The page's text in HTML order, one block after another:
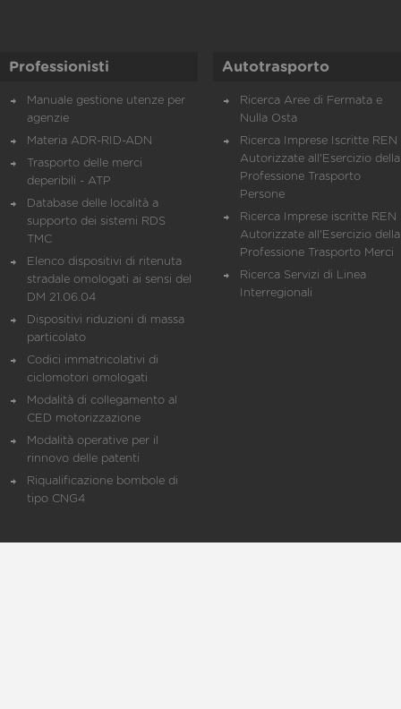
Professionisti
Manuale gestione utenze per
agenzie
Materia ADR-RID-ADN
Trasporto delle merci
deperibili - ATP
Database delle località a
supporto dei sistemi RDS
TMC
Elenco dispositivi di ritenuta
stradale omologati ai sensi del
DM 21.06.04
Dispositivi riduzioni di massa
particolato
Codici immatricolativi di
ciclomotori omologati
Modalità di collegamento al
CED motorizzazione
Modalità operative per il
rinnovo delle patenti
Riqualificazione bombole di
tipo CNG4
Autotrasporto
Ricerca Aree di Fermata e
Nulla Osta
Ricerca Imprese Iscritte REN
Autorizzate all'Esercizio della
Professione Trasporto
Persone
Ricerca Imprese iscritte REN
Autorizzate all'Esercizio della
Professione Trasporto Merci
Ricerca Servizi di Linea
Interregionali